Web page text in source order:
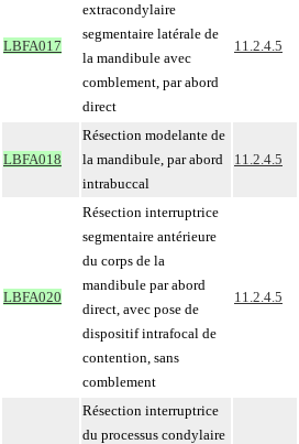
LBFA017
extracondylaire
segmentaire latérale de
la mandibule avec
comblement, par abord
direct
11.2.4.5
LBFA018
Résection modelante de
la mandibule, par abord
intrabuccal
11.2.4.5
LBFA020
Résection interruptrice
segmentaire antérieure
du corps de la
mandibule par abord
direct, avec pose de
dispositif intrafocal de
contention, sans
comblement
11.2.4.5
Résection interruptrice
du processus condylaire